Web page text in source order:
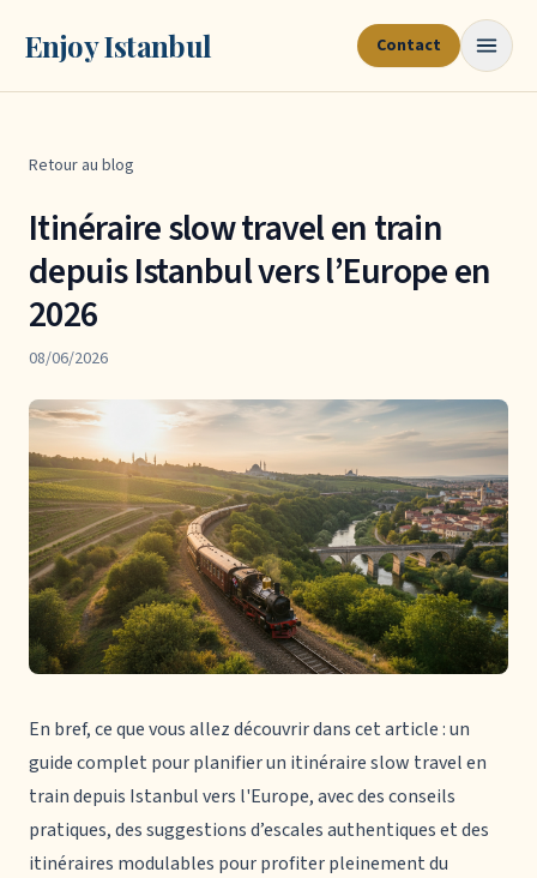
Enjoy Istanbul Contact
Retour au blog
Itinéraire slow travel en train
depuis Istanbul vers l’Europe en
2026
08/06/2026
En bref, ce que vous allez découvrir dans cet article : un
guide complet pour planifier un itinéraire slow travel en
train depuis Istanbul vers l'Europe, avec des conseils
pratiques, des suggestions d’escales authentiques et des
itinéraires modulables pour profiter pleinement du